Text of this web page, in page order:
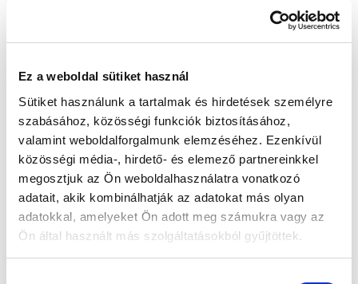
Ez a weboldal sütiket használ
Sütiket használunk a tartalmak és hirdetések személyre
szabásához, közösségi funkciók biztosításához,
valamint weboldalforgalmunk elemzéséhez. Ezenkívül
közösségi média-, hirdető- és elemező partnereinkkel
megosztjuk az Ön weboldalhasználatra vonatkozó
adatait, akik kombinálhatják az adatokat más olyan
adatokkal, amelyeket Ön adott meg számukra vagy az
Ön által használt más szolgáltatásokból gyűjtöttek.
viselet érdekében méretre igazítjuk azt. Kérjük, hogy a
pontos csuklóméretet a rendelésnél a megjegyzések
részben tüntesd fel.
📦 Ha most rendelsz, a szállítás várható napja:
2026.
Készleten:Nincs raktáron
62 990 Ft 55 116 Ft
Az elmúlt 30 nap legjobb ára: 55 116 Ft